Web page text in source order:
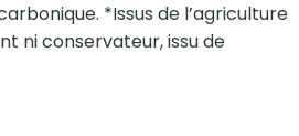
*Issus de l’agriculture
ni conservateur, issu de